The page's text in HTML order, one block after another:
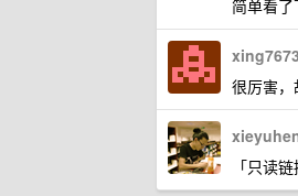
简单看了
xing7673
很厉害，
「只读